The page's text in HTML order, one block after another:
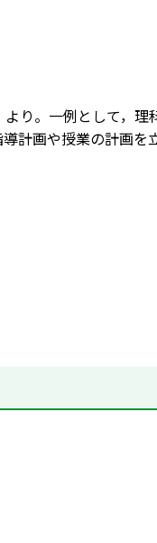
り。一例として，
計画や授業の計画を